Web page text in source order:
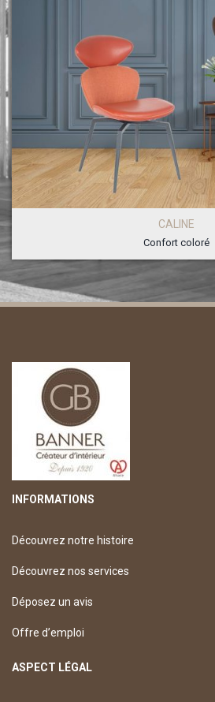
CALINE
Confort coloré
INFORMATIONS
Découvrez notre histoire
Découvrez nos services
Déposez un avis
Offre d’emploi
ASPECT LÉGAL